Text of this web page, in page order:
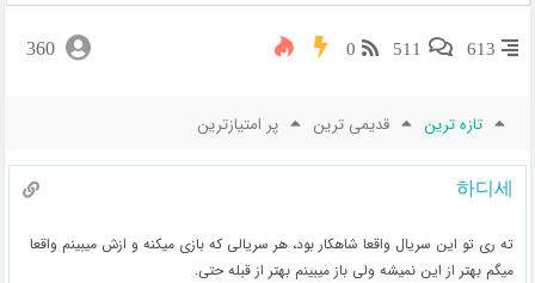
613
511
0
360
تازه ترین قدیمی ترین پر امتیازترین
하디세
ته ری تو این سریال واقعا شاهکار بود، هر سریالی که بازی میکنه و ازش میبینم واقعا
میگم بهتر از این نمیشه ولی باز میبینم بهتر از قبله حتی.